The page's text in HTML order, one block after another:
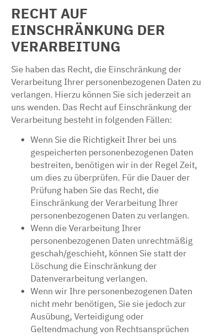
RECHT AUF
EINSCHRÄNKUNG DER
VERARBEITUNG
Sie haben das Recht, die Einschränkung der
Verarbeitung Ihrer personenbezogenen Daten zu
verlangen. Hierzu können Sie sich jederzeit an
uns wenden. Das Recht auf Einschränkung der
Verarbeitung besteht in folgenden Fällen:
Wenn Sie die Richtigkeit Ihrer bei uns
gespeicherten personenbezogenen Daten
bestreiten, benötigen wir in der Regel Zeit,
um dies zu überprüfen. Für die Dauer der
Prüfung haben Sie das Recht, die
Einschränkung der Verarbeitung Ihrer
personenbezogenen Daten zu verlangen.
Wenn die Verarbeitung Ihrer
personenbezogenen Daten unrechtmäßig
geschah/geschieht, können Sie statt der
Löschung die Einschränkung der
Datenverarbeitung verlangen.
Wenn wir Ihre personenbezogenen Daten
nicht mehr benötigen, Sie sie jedoch zur
Ausübung, Verteidigung oder
Geltendmachung von Rechtsansprüchen